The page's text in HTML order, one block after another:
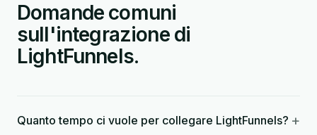
Domande comuni
sull'integrazione di
LightFunnels.
Quanto tempo ci vuole per collegare LightFunnels? +